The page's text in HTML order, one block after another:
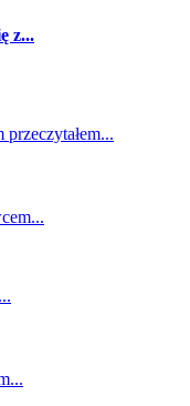
z...